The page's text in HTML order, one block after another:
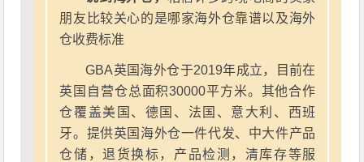
朋友比较关心的是哪家海外仓靠谱以及海外
仓收费标准
GBA英国海外仓于2019年成立，目前在
英国自营仓总面积30000平方米。其他合作
仓覆盖美国、德国、法国、意大利、西班
牙。提供英国海外仓一件代发、中大件产品
仓储，退货换标，产品检测，清库存等服